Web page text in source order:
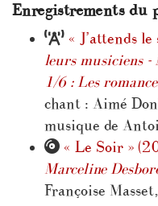
Enregistrements du
« J’attends
leurs musiciens -
1/6 : Les
chant : Aimé
musique de
« Le Soir »
Marceline
Françoise